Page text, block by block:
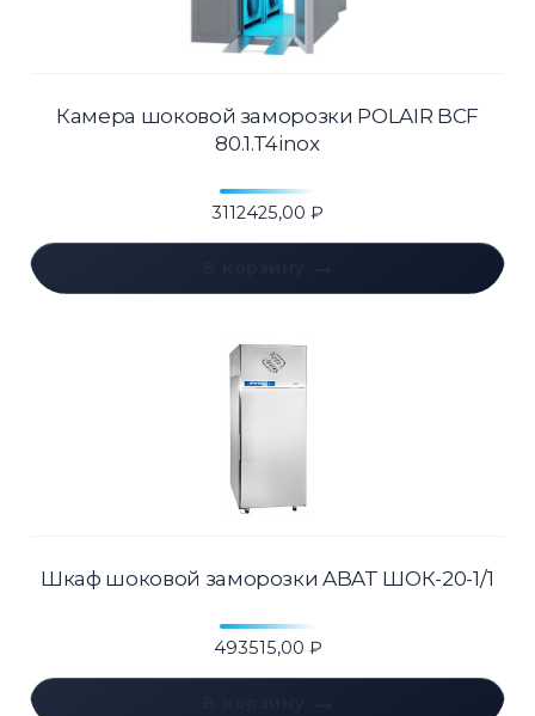
Камера шоковой заморозки POLAIR BCF
80.1.T4inox
3112425,00 ₽
Шкаф шоковой заморозки ABAT ШОК-20-1/1
493515,00 ₽